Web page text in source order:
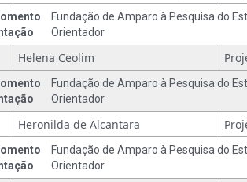
Fundação de Amparo à Pesquisa do
Orientador
Helena Ceolim
Fundação de Amparo à Pesquisa do
Orientador
Heronilda de Alcantara
Fundação de Amparo à Pesquisa do
Orientador